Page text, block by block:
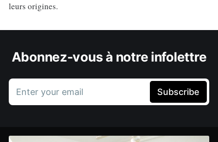
leurs origines.
Abonnez-vous à notre infolettre
Enter your email Subscribe